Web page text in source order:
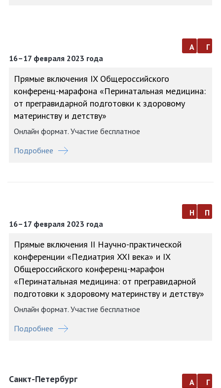
16–17 февраля 2023 года
а г
Прямые включения IX Общероссийского
конференц-марафона «Перинатальная медицина:
от прегравидарной подготовки к здоровому
материнству и детству»
Онлайн формат. Участие бесплатное
Подробнее
16–17 февраля 2023 года
н п
Прямые включения II Научно-практической
конференции «Педиатрия XXI века» и IX
Общероссийского конференц-марафон
«Перинатальная медицина: от прегравидарной
подготовки к здоровому материнству и детству»
Онлайн формат. Участие бесплатное
Подробнее
Санкт-Петербург а г